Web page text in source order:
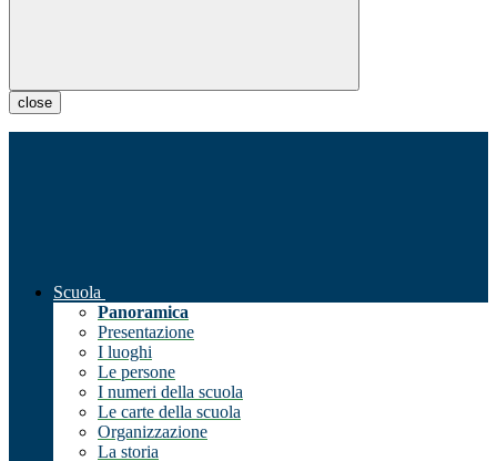
close
Scuola
Panoramica
Presentazione
I luoghi
Le persone
I numeri della scuola
Le carte della scuola
Organizzazione
La storia